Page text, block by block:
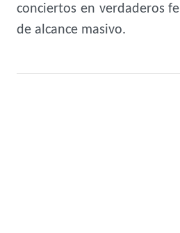
conciertos en verdaderos
de alcance masivo.